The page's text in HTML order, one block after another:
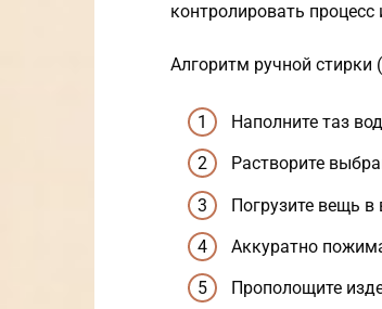
контролировать процесс
Алгоритм ручной стирки
Наполните таз
Растворите
Погрузите вещь
Аккуратно
Прополощите